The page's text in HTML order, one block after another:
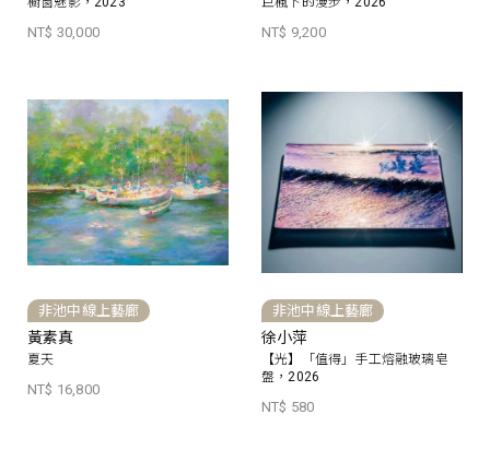
NT$ 30,000 NT$ 9,200
非池中線上藝廊
黃素真
夏天
NT$ 16,800
非池中線上藝廊
徐小萍
【光】「值得」手工熔融玻璃皂
盤，2026
NT$ 580